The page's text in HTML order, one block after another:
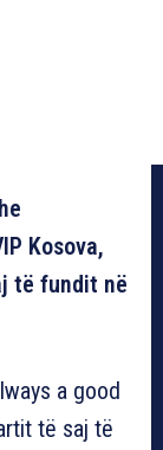
Kosova,
të fundit në
a good
të saj të